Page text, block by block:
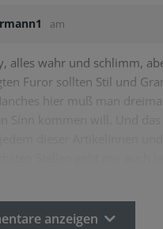
am
alles wahr und schlimm,
Furor sollten Stil und
hier muß man
anzeigen